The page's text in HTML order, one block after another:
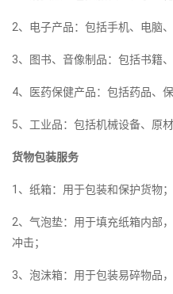
2、电子产品：包括手机、电脑
3、图书、音像制品：包括书籍
4、医药保健产品：包括药品、
5、工业品：包括机械设备、原
货物包装服务
1、纸箱：用于包装和保护货物；
2、气泡垫：用于填充纸箱内部
冲击；
3、泡沫箱：用于包装易碎物品